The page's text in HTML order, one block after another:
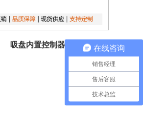
吸盘内置控制器 在线咨询
销售经理
售后客服
技术总监